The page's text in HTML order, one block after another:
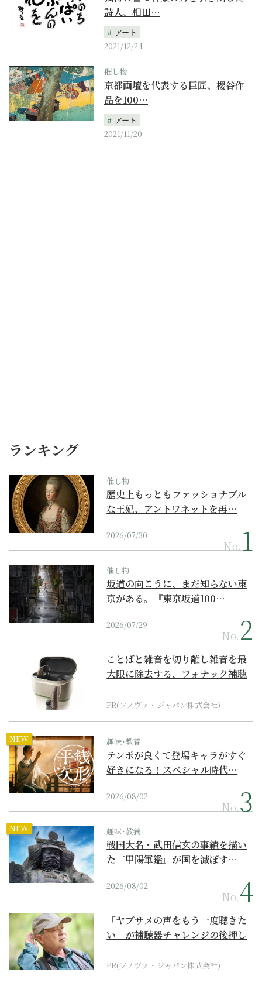
詩人、相田…
アート
2021/12/24
催し物
京都画壇を代表する巨匠、櫻谷作
品を100…
アート
2021/11/20
ランキング
催し物
歴史上もっともファッショナブル
な王妃、アントワネットを再…
2026/07/30
No.
催し物
坂道の向こうに、まだ知らない東
京がある。『東京坂道100…
2026/07/29
No.
ことばと雑音を切り離し雑音を最
大限に除去する、フォナック補聴
PR(ソノヴァ・ジャパン株式会社)
NEW 趣味･教養
テンポが良くて登場キャラがすぐ
好きになる！スペシャル時代…
2026/08/02
No.
NEW 趣味･教養
戦国大名・武田信玄の事績を描い
た『甲陽軍鑑』が国を滅ぼす…
2026/08/02
No.
「ヤブサメの声をもう一度聴きた
い」が補聴器チャレンジの後押し
PR(ソノヴァ・ジャパン株式会社)